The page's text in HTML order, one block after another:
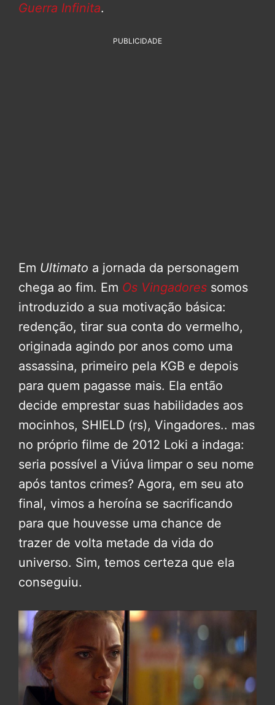
Guerra Infinita.
PUBLICIDADE
Em Ultimato a jornada da personagem
chega ao fim. Em Os Vingadores somos
introduzido a sua motivação básica:
redenção, tirar sua conta do vermelho,
originada agindo por anos como uma
assassina, primeiro pela KGB e depois
para quem pagasse mais. Ela então
decide emprestar suas habilidades aos
mocinhos, SHIELD (rs), Vingadores.. mas
no próprio filme de 2012 Loki a indaga:
seria possível a Viúva limpar o seu nome
após tantos crimes? Agora, em seu ato
final, vimos a heroína se sacrificando
para que houvesse uma chance de
trazer de volta metade da vida do
universo. Sim, temos certeza que ela
conseguiu.